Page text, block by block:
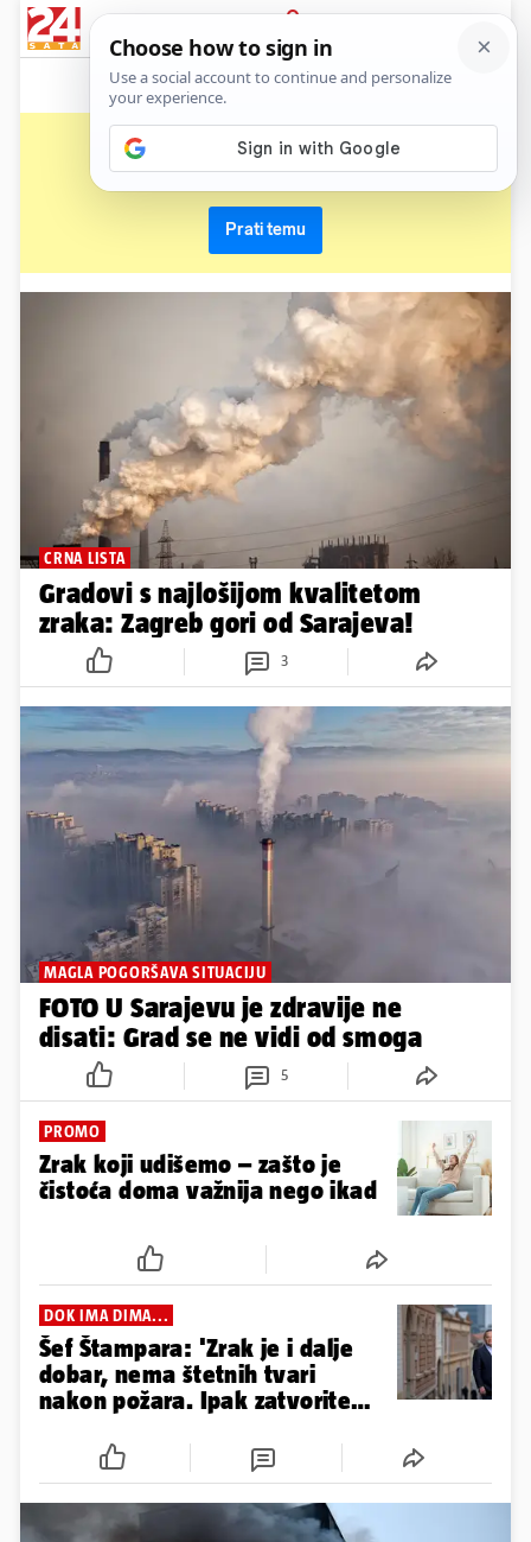
PRIJAVA
News
kvaliteta zraka
Prati temu
CRNA LISTA
Gradovi s najlošijom kvalitetom
zraka: Zagreb gori od Sarajeva!
3
MAGLA POGORŠAVA SITUACIJU
FOTO U Sarajevu je zdravije ne
disati: Grad se ne vidi od smoga
5
PROMO
Zrak koji udišemo – zašto je
čistoća doma važnija nego ikad
DOK IMA DIMA...
Šef Štampara: 'Zrak je i dalje
dobar, nema štetnih tvari
nakon požara. Ipak zatvorite